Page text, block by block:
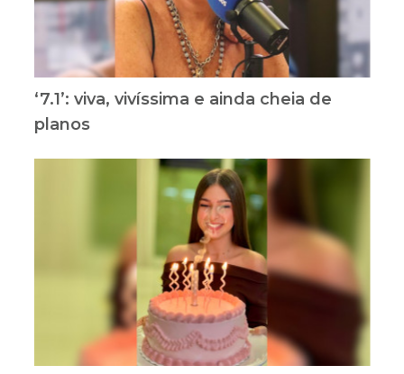
‘7.1’: viva, vivíssima e ainda cheia de
planos